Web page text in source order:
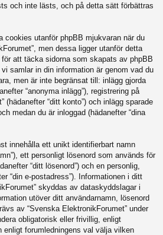
och inte lästs, och på detta sätt förbättras
cookies utanför phpBB mjukvaran när du
men dessa ligger utanför detta
att täcka sidorna som skapats av phpBB
samlar in din information är genom vad du
men är inte begränsat till: inlägg gjorda
“anonyma inlägg”), registrering på
(hädanefter “ditt konto”) och inlägg sparade
medan du är inloggad (hädanefter “dina
innehålla ett unikt identifierbart namn
ett personligt lösenord som används för
“ditt lösenord”) och en personlig,
“din e-postadress”). Informationen i ditt
skyddas av dataskyddslagar i
utöver ditt användarnamn, lösenord
av “Svenska ElektronikForumet” under
obligatorisk eller frivillig, enligt
enligt forumledningens val välja vilken